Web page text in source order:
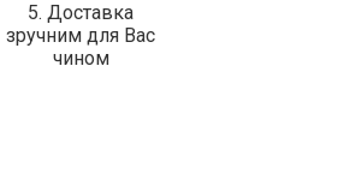
5. Доставка
зручним для Вас
чином